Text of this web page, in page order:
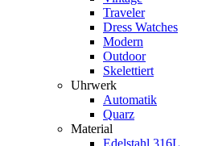
Traveler
Dress Watches
Modern
Outdoor
Skelettiert
Uhrwerk
Automatik
Quarz
Material
Edelstahl 316L